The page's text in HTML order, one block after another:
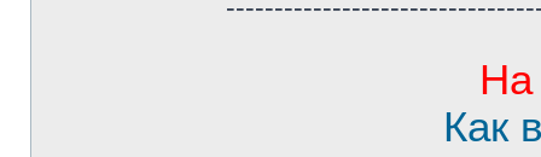
На
Как